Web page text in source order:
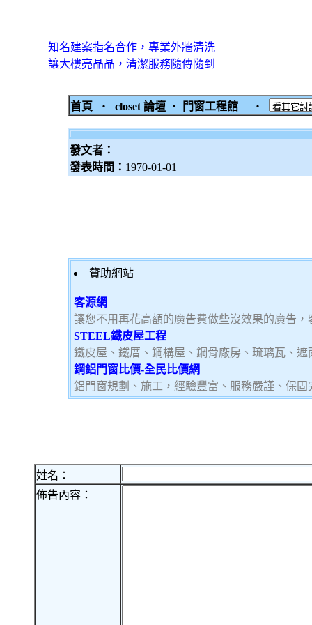
知名建案指名合作，專業外牆清洗
讓大樓亮晶晶，清潔服務隨傳隨到
首頁 ‧ closet 論壇 ‧ 門窗工程館 ‧
發文者：
發表時間： 1970-01-01
贊助網站
客源網
讓您不用再花高額的廣告費做些沒效果的廣告
STEEL鐵皮屋工程
鐵皮屋、鐵厝、鋼構屋、鋼骨廠房、琉璃瓦、
鋼鋁門窗比價-全民比價網
鋁門窗規劃、施工，經驗豐富、服務嚴謹、保
姓名：
佈告內容：